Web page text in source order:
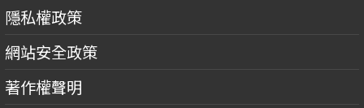
隱私權政策
網站安全政策
著作權聲明